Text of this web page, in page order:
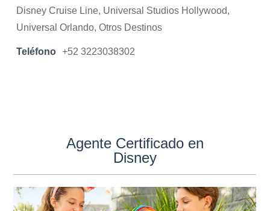
Disney Cruise Line, Universal Studios Hollywood,
Universal Orlando, Otros Destinos
Teléfono +52 3223038302